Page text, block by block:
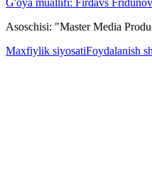
G'oya muallifi: Firdavs
Asoschisi: "Master Media
Maxfiylik siyosatiFoydalanish